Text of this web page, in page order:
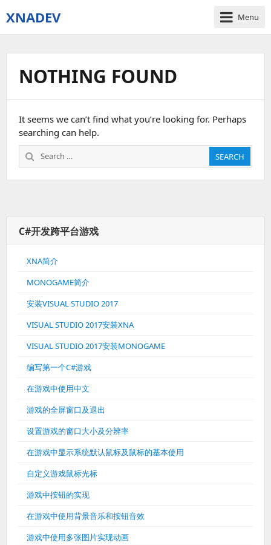
XNADEV Menu
NOTHING FOUND
It seems we can’t find what you’re looking for. Perhaps
searching can help.
Search
for:
SEARCH
C#开发跨平台游戏
XNA简介
MONOGAME简介
安装VISUAL STUDIO 2017
VISUAL STUDIO 2017安装XNA
VISUAL STUDIO 2017安装MONOGAME
编写第一个C#游戏
在游戏中使用中文
游戏的全屏窗口及退出
设置游戏的窗口大小及分辨率
在游戏中显示系统默认鼠标及鼠标的基本使用
自定义游戏鼠标光标
游戏中按钮的实现
在游戏中使用背景音乐和按钮音效
游戏中使用多张图片实现动画